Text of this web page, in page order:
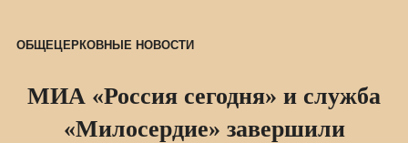
ОБЩЕЦЕРКОВНЫЕ НОВОСТИ
МИА «Россия сегодня» и служба
«Милосердие» завершили